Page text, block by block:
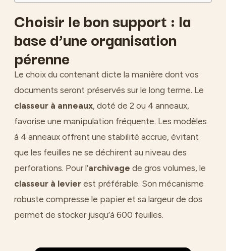
Choisir le bon support : la
base d’une organisation
pérenne
Le choix du contenant dicte la manière dont vos
documents seront préservés sur le long terme. Le
classeur à anneaux, doté de 2 ou 4 anneaux,
favorise une manipulation fréquente. Les modèles
à 4 anneaux offrent une stabilité accrue, évitant
que les feuilles ne se déchirent au niveau des
perforations. Pour l’archivage de gros volumes, le
classeur à levier est préférable. Son mécanisme
robuste compresse le papier et sa largeur de dos
permet de stocker jusqu’à 600 feuilles.